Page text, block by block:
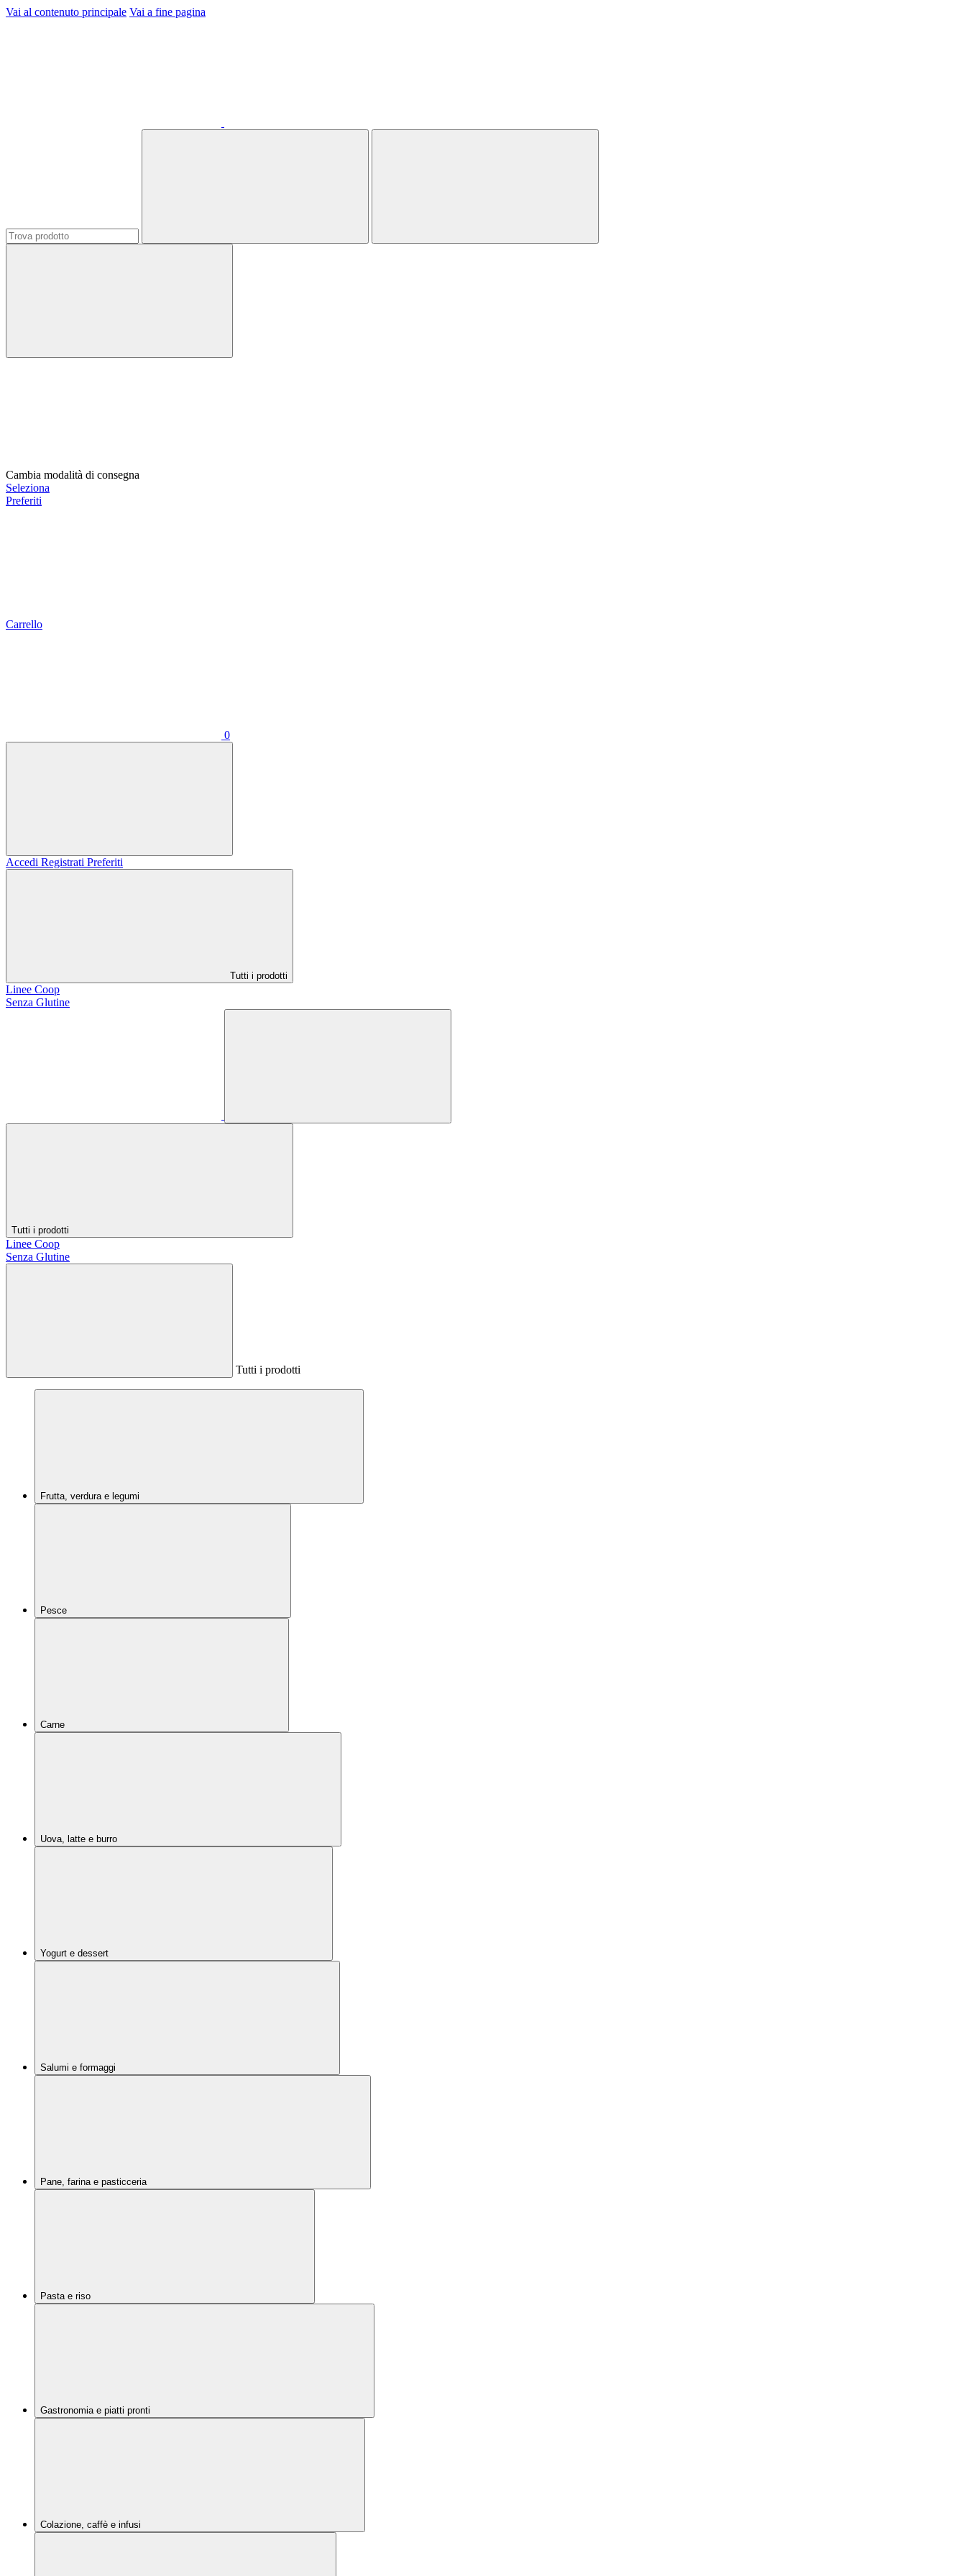
Vai al contenuto principale Vai a fine pagina
Cambia modalità di consegna
Seleziona
Preferiti
Carrello
0
Accedi Registrati Preferiti
Tutti i prodotti
Linee Coop
Senza Glutine
Tutti i prodotti
Linee Coop
Senza Glutine
Tutti i prodotti
Frutta, verdura e legumi
Pesce
Carne
Uova, latte e burro
Yogurt e dessert
Salumi e formaggi
Pane, farina e pasticceria
Pasta e riso
Gastronomia e piatti pronti
Colazione, caffè e infusi